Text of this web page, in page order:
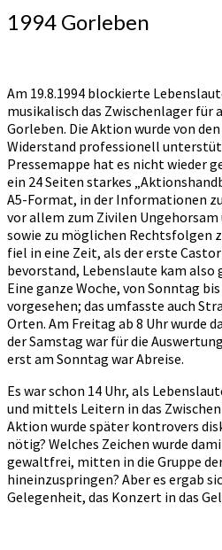
1994 Gorleben
Am 19.8.1994 blockierte
musikalisch das Zwischenlager für
Gorleben. Die Aktion wurde von
Widerstand professionell
Pressemappe hat es nicht wieder
ein 24 Seiten starkes
A5-Format, in der Informationen
vor allem zum Zivilen
sowie zu möglichen Rechtsfolgen
fiel in eine Zeit, als der erste
bevorstand, Lebenslaute kam also
Eine ganze Woche, von Sonntag
vorgesehen; das umfasste auch
Orten. Am Freitag ab 8 Uhr wurde
der Samstag war für die
erst am Sonntag war Abreise.
Es war schon 14 Uhr, als
und mittels Leitern in das
Aktion wurde später kontrovers
nötig? Welches Zeichen wurde
gewaltfrei, mitten in die Gruppe
hineinzuspringen? Aber es ergab
Gelegenheit, das Konzert in das